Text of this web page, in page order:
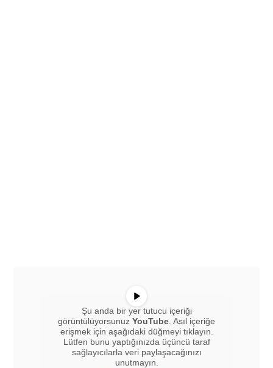
Şu anda bir yer tutucu içeriği
görüntülüyorsunuz YouTube . Asıl içeriğe
erişmek için aşağıdaki düğmeyi tıklayın.
Lütfen bunu yaptığınızda üçüncü taraf
sağlayıcılarla veri paylaşacağınızı
unutmayın.